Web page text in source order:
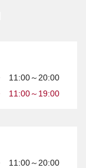
11:00～20:00
11:00～19:00
11:00～20:00